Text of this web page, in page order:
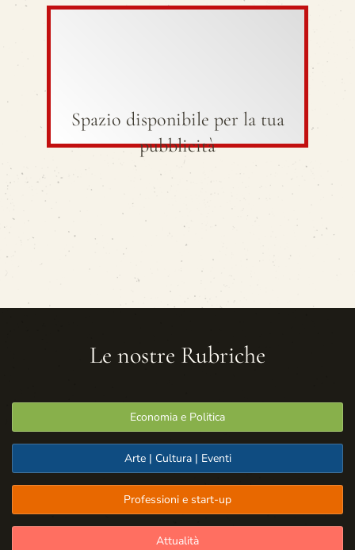
Spazio disponibile per la tua
pubblicità
Le nostre Rubriche
Economia e Politica
Arte | Cultura | Eventi
Professioni e start-up
Attualità